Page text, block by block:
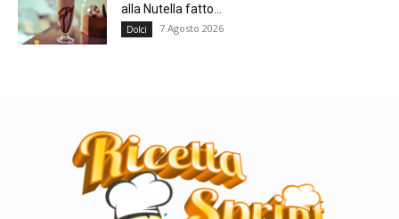
alla Nutella fatto...
Dolci 7 Agosto 2026